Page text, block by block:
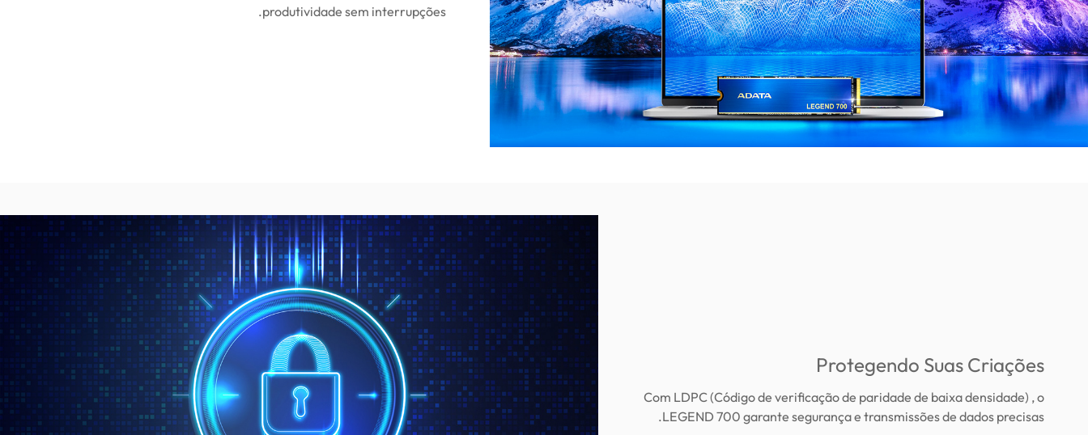
produtividade sem interrupções.
Protegendo Suas Criações
Com LDPC (Código de verificação de paridade de baixa densidade) , o
LEGEND 700 garante segurança e transmissões de dados precisas.